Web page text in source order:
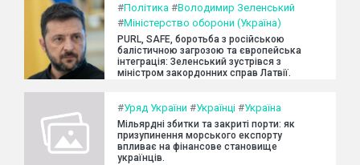
#Політика #Володимир Зеленський
#Міністерство оборони (Україна)
PURL, SAFE, боротьба з російською
балістичною загрозою та європейська
інтеграція: Зеленський зустрівся з
міністром закордонних справ Латвії.
#Уряд України #Українці #Україна
Мільярдні збитки та закриті порти: як
призупинення морського експорту
впливає на фінансове становище
українців.